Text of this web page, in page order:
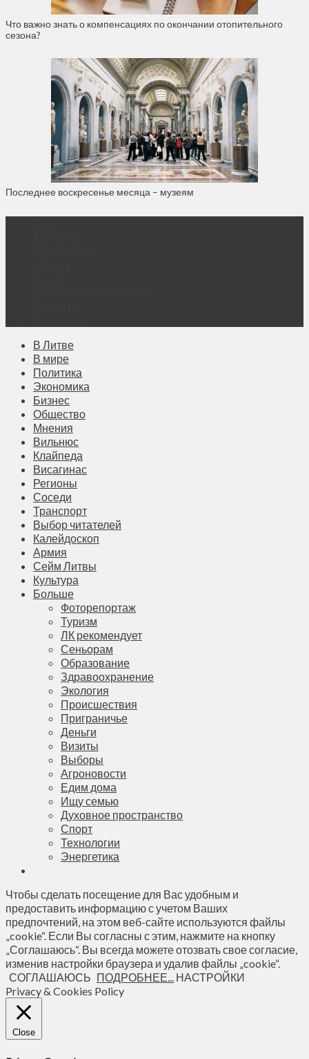
Что важно знать о компенсациях по окончании отопительного
сезона?
Последнее воскресенье месяца – музеям
В Литве
В мире
Политика
Экономика
Бизнес
Общество
Мнения
Вильнюс
Клайпеда
Висагинас
Регионы
Соседи
Транспорт
Выбор читателей
Калейдоскоп
Армия
Сейм Литвы
Культура
Больше
Фоторепортаж
Туризм
ЛК рекомендует
Сеньорам
Образование
Здравоохранение
Экология
Происшествия
Приграничье
Деньги
Визиты
Выборы
Агроновости
Едим дома
Ищу семью
Духовное пространство
Спорт
Технологии
Энергетика
Чтобы сделать посещение для Вас удобным и
предоставить информацию с учетом Ваших
предпочтений, на этом веб-сайте используются файлы
„cookie“. Если Вы согласны с этим, нажмите на кнопку
„Соглашаюсь“. Вы всегда можете отозвать свое согласие,
изменив настройки браузера и удалив файлы „cookie“.
СОГЛАШАЮСЬ ПОДРОБНЕЕ... НАСТРОЙКИ
Privacy & Cookies Policy
Close